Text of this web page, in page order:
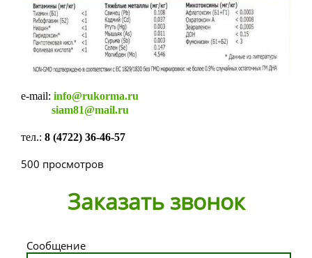
e-mail: info@rukorma.ru
siam81@mail.ru
тел.: 8 (4722) 36-46-57
500 просмотров
Заказать звонок
Сообщение